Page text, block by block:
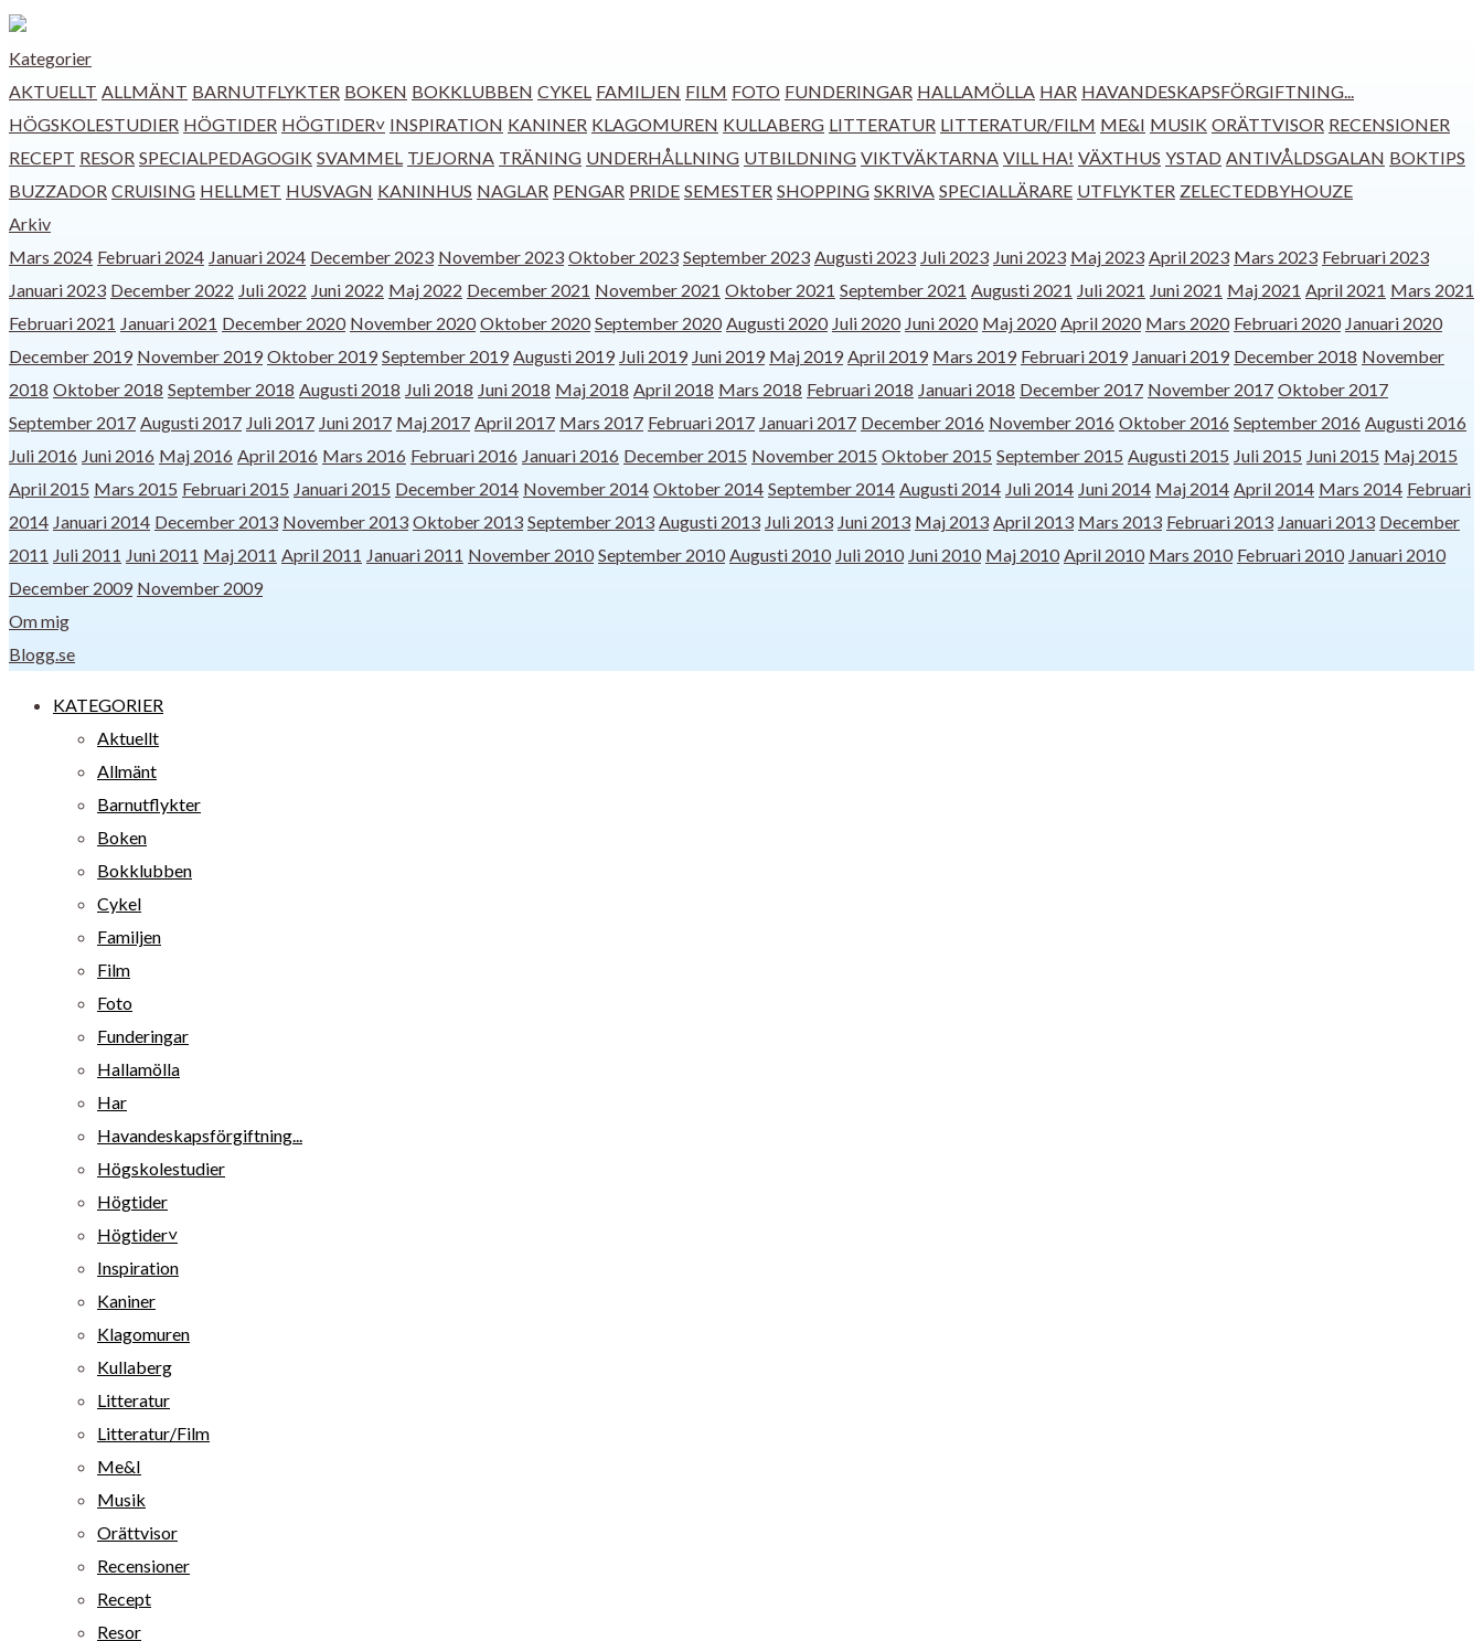
Kategorier
AKTUELLT ALLMÄNT BARNUTFLYKTER BOKEN BOKKLUBBEN CYKEL FAMILJEN FILM FOTO FUNDERINGAR HALLAMÖLLA HAR HAVANDESKAPSFÖRGIFTNING...
HÖGSKOLESTUDIER HÖGTIDER HÖGTIDER˅ INSPIRATION KANINER KLAGOMUREN KULLABERG LITTERATUR LITTERATUR/FILM ME&I MUSIK ORÄTTVISOR RECENSIONER
RECEPT RESOR SPECIALPEDAGOGIK SVAMMEL TJEJORNA TRÄNING UNDERHÅLLNING UTBILDNING VIKTVÄKTARNA VILL HA! VÄXTHUS YSTAD ANTIVÅLDSGALAN BOKTIPS
BUZZADOR CRUISING HELLMET HUSVAGN KANINHUS NAGLAR PENGAR PRIDE SEMESTER SHOPPING SKRIVA SPECIALLÄRARE UTFLYKTER ZELECTEDBYHOUZE
Arkiv
Mars 2024 Februari 2024 Januari 2024 December 2023 November 2023 Oktober 2023 September 2023 Augusti 2023 Juli 2023 Juni 2023 Maj 2023 April 2023 Mars 2023 Februari 2023
Januari 2023 December 2022 Juli 2022 Juni 2022 Maj 2022 December 2021 November 2021 Oktober 2021 September 2021 Augusti 2021 Juli 2021 Juni 2021 Maj 2021 April 2021 Mars 2021
Februari 2021 Januari 2021 December 2020 November 2020 Oktober 2020 September 2020 Augusti 2020 Juli 2020 Juni 2020 Maj 2020 April 2020 Mars 2020 Februari 2020 Januari 2020
December 2019 November 2019 Oktober 2019 September 2019 Augusti 2019 Juli 2019 Juni 2019 Maj 2019 April 2019 Mars 2019 Februari 2019 Januari 2019 December 2018 November
2018 Oktober 2018 September 2018 Augusti 2018 Juli 2018 Juni 2018 Maj 2018 April 2018 Mars 2018 Februari 2018 Januari 2018 December 2017 November 2017 Oktober 2017
September 2017 Augusti 2017 Juli 2017 Juni 2017 Maj 2017 April 2017 Mars 2017 Februari 2017 Januari 2017 December 2016 November 2016 Oktober 2016 September 2016 Augusti 2016
Juli 2016 Juni 2016 Maj 2016 April 2016 Mars 2016 Februari 2016 Januari 2016 December 2015 November 2015 Oktober 2015 September 2015 Augusti 2015 Juli 2015 Juni 2015 Maj 2015
April 2015 Mars 2015 Februari 2015 Januari 2015 December 2014 November 2014 Oktober 2014 September 2014 Augusti 2014 Juli 2014 Juni 2014 Maj 2014 April 2014 Mars 2014 Februari
2014 Januari 2014 December 2013 November 2013 Oktober 2013 September 2013 Augusti 2013 Juli 2013 Juni 2013 Maj 2013 April 2013 Mars 2013 Februari 2013 Januari 2013 December
2011 Juli 2011 Juni 2011 Maj 2011 April 2011 Januari 2011 November 2010 September 2010 Augusti 2010 Juli 2010 Juni 2010 Maj 2010 April 2010 Mars 2010 Februari 2010 Januari 2010
December 2009 November 2009
Om mig
Blogg.se
KATEGORIER
Aktuellt
Allmänt
Barnutflykter
Boken
Bokklubben
Cykel
Familjen
Film
Foto
Funderingar
Hallamölla
Har
Havandeskapsförgiftning...
Högskolestudier
Högtider
Högtider˅
Inspiration
Kaniner
Klagomuren
Kullaberg
Litteratur
Litteratur/Film
Me&I
Musik
Orättvisor
Recensioner
Recept
Resor